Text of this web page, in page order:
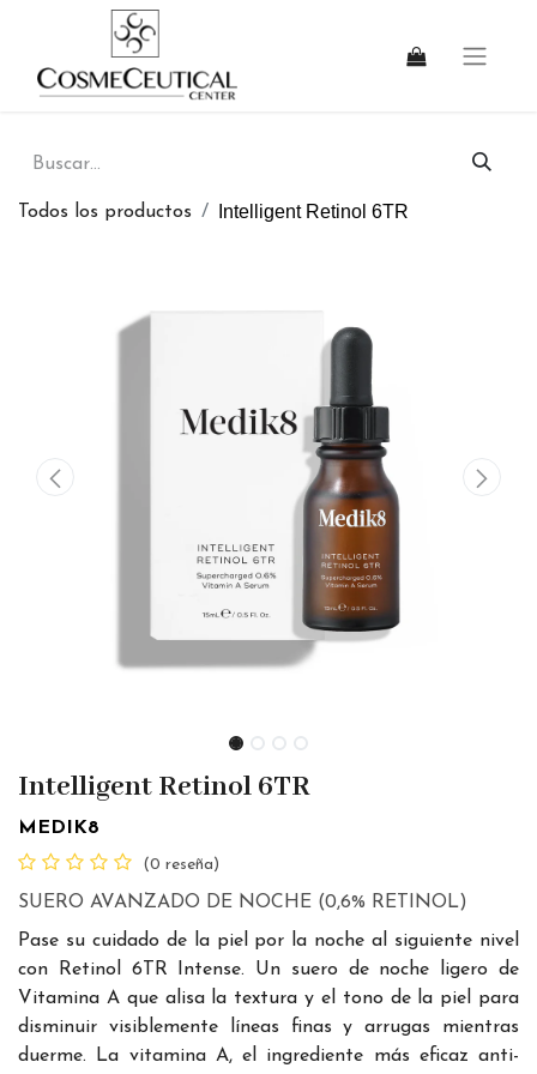
Todos los productos Intelligent Retinol 6TR
Intelligent Retinol 6TR
MEDIK8
(0 reseña)
SUERO AVANZADO DE NOCHE (0,6% RETINOL)
Pase su cuidado de la piel por la noche al siguiente nivel
con Retinol 6TR Intense. Un suero de noche ligero de
Vitamina A que alisa la textura y el tono de la piel para
disminuir visiblemente líneas finas y arrugas mientras
duerme. La vitamina A, el ingrediente más eficaz anti-